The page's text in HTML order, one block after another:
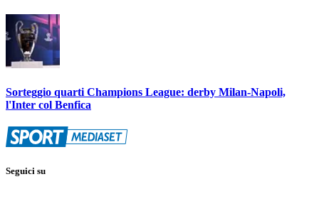
Sorteggio quarti Champions League: derby Milan-Napoli,
l'Inter col Benfica
Seguici su